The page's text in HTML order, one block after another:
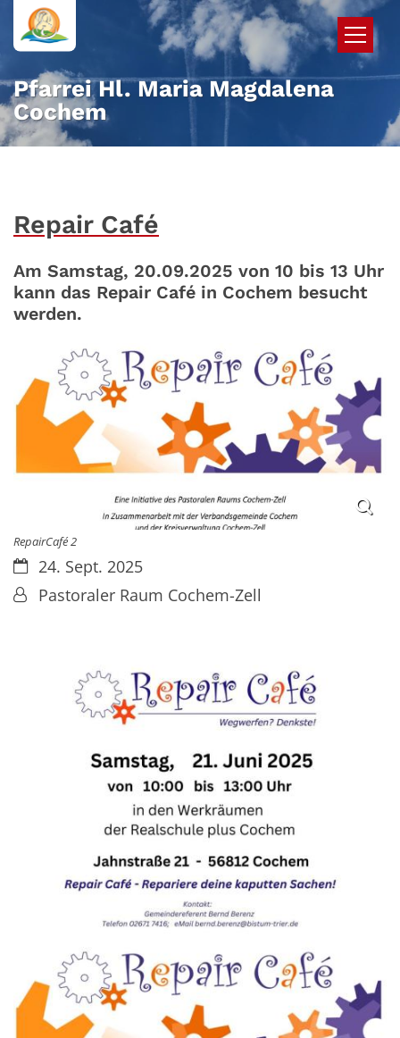
Zum Inhalt springen
Pfarrei Hl. Maria Magdalena
Cochem
Repair Café
Am Samstag, 20.09.2025 von 10 bis 13 Uhr
kann das Repair Café in Cochem besucht
werden.
RepairCafé 2
Datum:24. Sept. 2025
Von:Pastoraler Raum Cochem-Zell